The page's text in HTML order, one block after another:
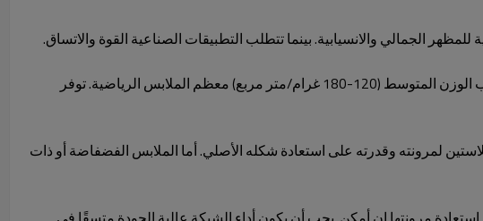
الجمالي والانسيابية. بينما تتطلب التطبيقات الصناعية القوة والاتساق.
الشبكة الخفيفة (60-120 غرام/متر مربع) أقصى قدر من التهوية للملابس الصيفية والبطانات. يناسب الوزن المتوسط (120-180 غرام/متر مربع) معظم الملابس الرياضية. توفر
لمرونته وقدرته على استعادة شكله الأصلي. أما الملابس الفضفاضة أو ذات